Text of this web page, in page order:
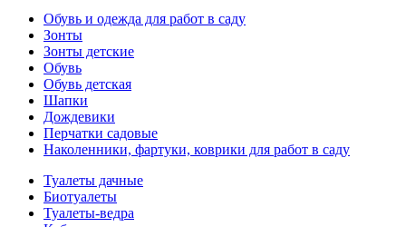
Обувь и одежда для работ в саду
Зонты
Зонты детские
Обувь
Обувь детская
Шапки
Дождевики
Перчатки садовые
Наколенники, фартуки, коврики для работ в саду
Туалеты дачные
Биотуалеты
Туалеты-ведра